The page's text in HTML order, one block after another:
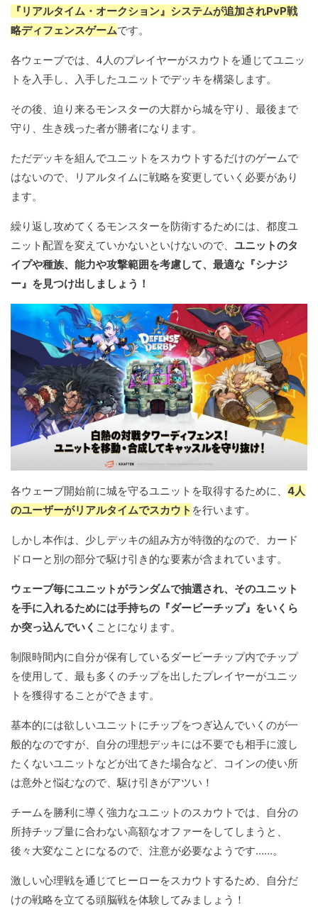
『リアルタイム・オークション』システムが追加されPvP戦
略ディフェンスゲームです。
各ウェーブでは、4人のプレイヤーがスカウトを通じてユニッ
トを入手し、入手したユニットでデッキを構築します。
その後、迫り来るモンスターの大群から城を守り、最後まで
守り、生き残った者が勝者になります。
ただデッキを組んでユニットをスカウトするだけのゲームで
はないので、リアルタイムに戦略を変更していく必要があり
ます。
繰り返し攻めてくるモンスターを防衛するためには、都度ユ
ニット配置を変えていかないといけないので、 ユニットのタ
イプや種族、能力や攻撃範囲を考慮して、最適な『シナジ
ー』を見つけ出しましょう！
各ウェーブ開始前に城を守るユニットを取得するために、 4人
のユーザーがリアルタイムでスカウト を行います。
しかし本作は、少しデッキの組み方が特徴的なので、カード
ドローと別の部分で駆け引き的な要素が含まれています。
ウェーブ毎にユニットがランダムで抽選され、そのユニット
を手に入れるためには手持ちの『ダービーチップ』をいくら
か突っ込んでいく ことになります。
制限時間内に自分が保有しているダービーチップ内でチップ
を使用して、最も多くのチップを出したプレイヤーがユニッ
トを獲得することができます。
基本的には欲しいユニットにチップをつぎ込んでいくのが一
般的なのですが、自分の理想デッキには不要でも相手に渡し
たくないユニットなどが出てきた場合など、コインの使い所
は意外と悩むなので、駆け引きがアツい！
チームを勝利に導く強力なユニットのスカウトでは、自分の
所持チップ量に合わない高額なオファーをしてしまうと、
後々大変なことになるので、注意が必要なようです……。
激しい心理戦を通じてヒーローをスカウトするため、自分だ
けの戦略を立てる頭脳戦を体験してみましょう！